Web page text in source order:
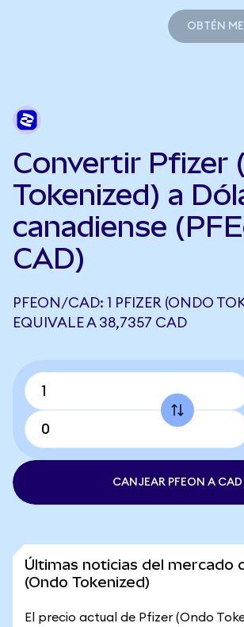
OBTÉN
Convertir Pfizer
Tokenized) a
canadiense
CAD)
PFEON/CAD: 1 PFIZER (ONDO
EQUIVALE A 38,7357 CAD
CANJEAR PFEON A CAD
Últimas noticias del mercado
(Ondo Tokenized)
El precio actual de Pfizer (Ondo